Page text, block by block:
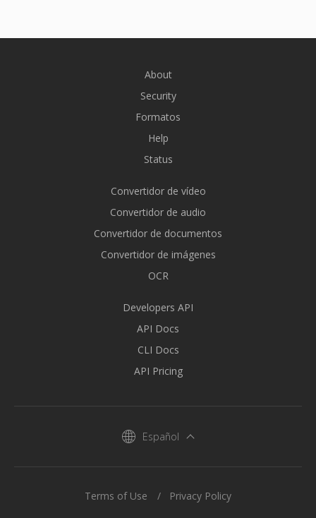
About
Security
Formatos
Help
Status
Convertidor de vídeo
Convertidor de audio
Convertidor de documentos
Convertidor de imágenes
OCR
Developers API
API Docs
CLI Docs
API Pricing
Español
Terms of Use Privacy Policy